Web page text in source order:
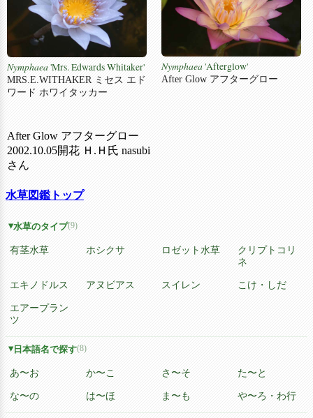
Nymphaea'Mrs. Edwards Whitaker'
MRS.E.WITHAKER ミセス エド
ワード ホワイタッカー
After Glow アフターグロー
2002.10.05開花 Ｈ.Ｈ氏 nasubi
さん
Nymphaea'Afterglow'
After Glow アフターグロー
水草図鑑トップ
水草のタイプ(9)
有茎水草 ホシクサ ロゼット水草
クリプトコリ
ネ
エキノドルス アヌビアス スイレン こけ・しだ
エアープラン
ツ
日本語名で探す(8)
あ〜お か〜こ さ〜そ た〜と
な〜の は〜ほ ま〜も や〜ろ・わ行